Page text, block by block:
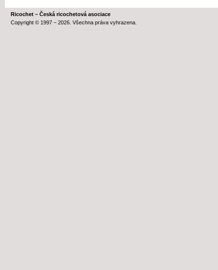
Ricochet – Česká ricochetová asociace
Copyright © 1997 – 2026. Všechna práva vyhrazena.